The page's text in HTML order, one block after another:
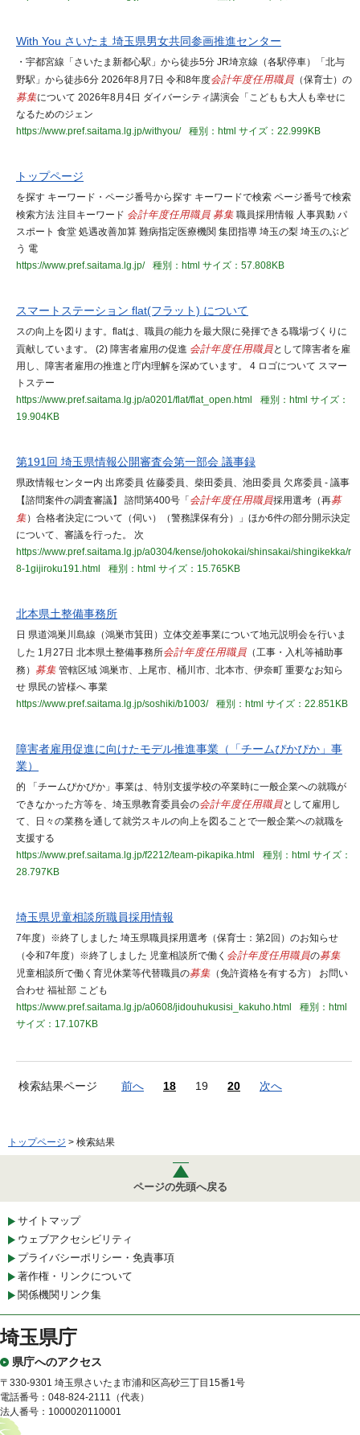
With You さいたま 埼玉県男女共同参画推進センター
・宇都宮線「さいたま新都心駅」から徒歩5分 JR埼京線（各駅停車）「北与
野駅」から徒歩6分 2026年8月7日 令和8年度会計年度任用職員 （保育士）の
募集について 2026年8月4日 ダイバーシティ講演会「こどもも大人も幸せに
なるためのジェン
https://www.pref.saitama.lg.jp/withyou/
種別：html サイズ：22.999KB
トップページ
を探す キーワード・ページ番号から探す キーワードで検索 ページ番号で検索
検索方法 注目キーワード 会計年度任用職員 募集 職員採用情報 人事異動 パ
スポート 食堂 処遇改善加算 難病指定医療機関 集団指導 埼玉の梨 埼玉のぶど
う 電
https://www.pref.saitama.lg.jp/
種別：html サイズ：57.808KB
スマートステーション flat(フラット) について
スの向上を図ります。flatは、職員の能力を最大限に発揮できる職場づくりに
貢献しています。 (2) 障害者雇用の促進 会計年度任用職員として障害者を雇
用し、障害者雇用の推進と庁内理解を深めています。 4 ロゴについて スマー
トステー
https://www.pref.saitama.lg.jp/a0201/flat/flat_open.html
種別：html サイズ：
19.904KB
第191回 埼玉県情報公開審査会第一部会 議事録
県政情報センター内 出席委員 佐藤委員、柴田委員、池田委員 欠席委員 - 議事
【諮問案件の調査審議】 諮問第400号「 会計年度任用職員採用選考（再募
集）合格者決定について（伺い）（警務課保有分）」ほか6件の部分開示決定
について、審議を行った。 次
https://www.pref.saitama.lg.jp/a0304/kense/johokokai/shinsakai/shingikekka/r
8-1gijiroku191.html
種別：html サイズ：15.765KB
北本県土整備事務所
日 県道鴻巣川島線（鴻巣市箕田）立体交差事業について地元説明会を行いま
した 1月27日 北本県土整備事務所会計年度任用職員 （工事・入札等補助事
務） 募集 管轄区域 鴻巣市、上尾市、桶川市、北本市、伊奈町 重要なお知ら
せ 県民の皆様へ 事業
https://www.pref.saitama.lg.jp/soshiki/b1003/
種別：html サイズ：22.851KB
障害者雇用促進に向けたモデル推進事業（「チームぴかぴか」事
業）
的 「チームぴかぴか」事業は、特別支援学校の卒業時に一般企業への就職が
できなかった方等を、埼玉県教育委員会の会計年度任用職員として雇用し
て、日々の業務を通して就労スキルの向上を図ることで一般企業への就職を
支援する
https://www.pref.saitama.lg.jp/f2212/team-pikapika.html
種別：html サイズ：
28.797KB
埼玉県児童相談所職員採用情報
7年度）※終了しました 埼玉県職員採用選考（保育士：第2回）のお知らせ
（令和7年度）※終了しました 児童相談所で働く 会計年度任用職員の募集
児童相談所で働く育児休業等代替職員の募集 （免許資格を有する方） お問い
合わせ 福祉部 こども
https://www.pref.saitama.lg.jp/a0608/jidouhukusisi_kakuho.html
種別：html
サイズ：17.107KB
検索結果ページ 前へ 18 19 20 次へ
トップページ > 検索結果
ページの先頭へ戻る
サイトマップ
ウェブアクセシビリティ
プライバシーポリシー・免責事項
著作権・リンクについて
関係機関リンク集
埼玉県庁
県庁へのアクセス
〒330-9301 埼玉県さいたま市浦和区高砂三丁目15番1号
電話番号：048-824-2111（代表）
法人番号：1000020110001